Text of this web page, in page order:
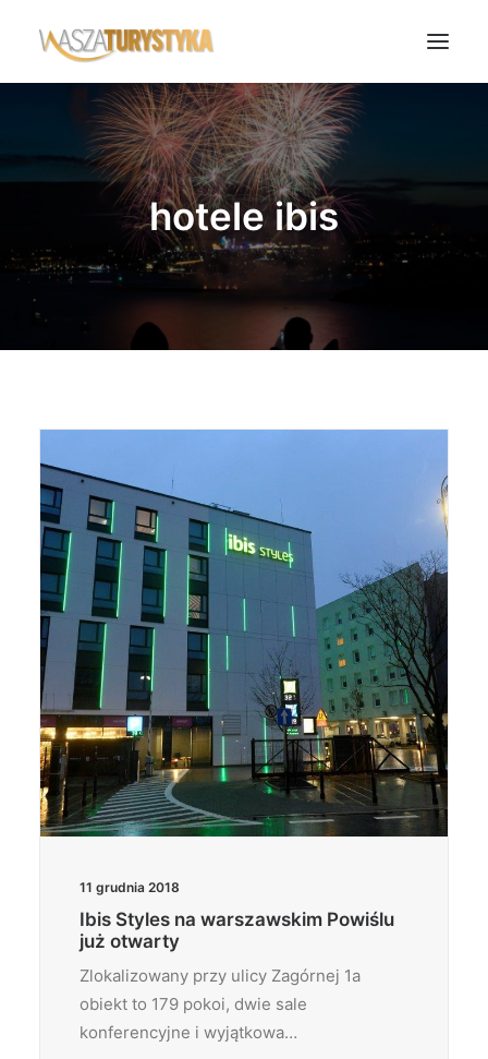
Księga wspomnień
Biura podróży
Noclegi
Polska
Świat
Wasze Podróże
Wyszukiwanie
hotele ibis
11 grudnia 2018
Ibis Styles na warszawskim Powiślu
już otwarty
Zlokalizowany przy ulicy Zagórnej 1a
obiekt to 179 pokoi, dwie sale
konferencyjne i wyjątkowa…